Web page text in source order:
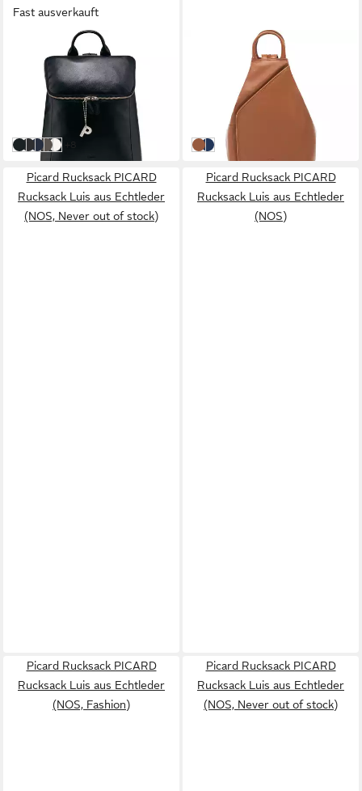
Fast ausverkauft
Rucksack PICARD Rucksack
Luis aus Echtleder
ab 147,75 € UVP189,00 €
in 2-3 Werktagen bei dir
schwarz
Cafe
InkGravel
sharkweitere Farben:
+8
Rucksack PICARD Rucksack
Luis aus Echtleder
141,75 € UVP 189,00 €
in 2-3 Werktagen bei dir
cognac
ink
Picard Rucksack PICARD
Rucksack Luis aus Echtleder
(NOS, Never out of stock)
Picard Rucksack PICARD
Rucksack Luis aus Echtleder
(NOS)
Picard Rucksack PICARD
Rucksack Luis aus Echtleder
(NOS, Fashion)
Picard Rucksack PICARD
Rucksack Luis aus Echtleder
(NOS, Never out of stock)